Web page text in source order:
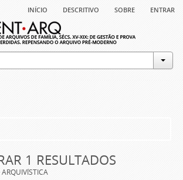
início descritivo sobre entrar
1 RESULTADOS